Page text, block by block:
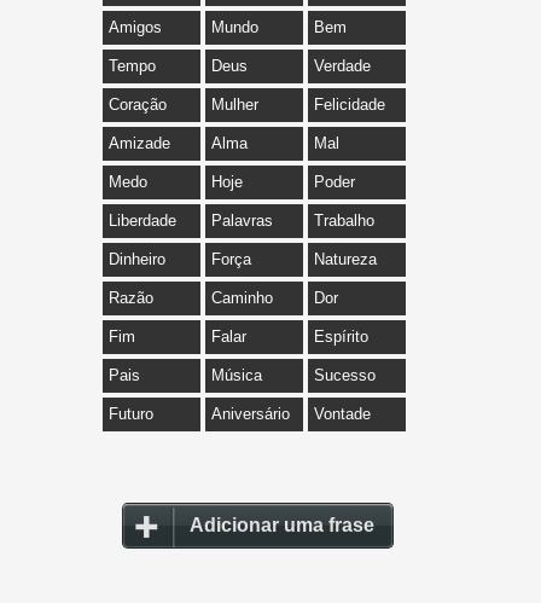
Amigos Mundo Bem
Tempo Deus Verdade
Coração Mulher Felicidade
Amizade Alma Mal
Medo Hoje Poder
Liberdade Palavras Trabalho
Dinheiro Força Natureza
Razão Caminho Dor
Fim Falar Espírito
Pais Música Sucesso
Futuro Aniversário Vontade
Adicionar uma frase